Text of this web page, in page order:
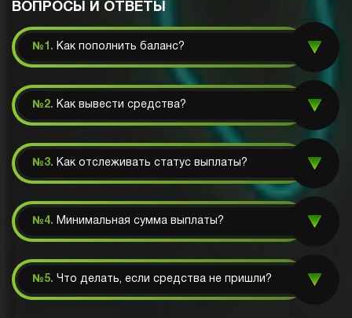
ВОПРОСЫ И ОТВЕТЫ
№1. Как пополнить баланс?
№2. Как вывести средства?
№3. Как отслеживать статус выплаты?
№4. Минимальная сумма выплаты?
№5. Что делать, если средства не пришли?